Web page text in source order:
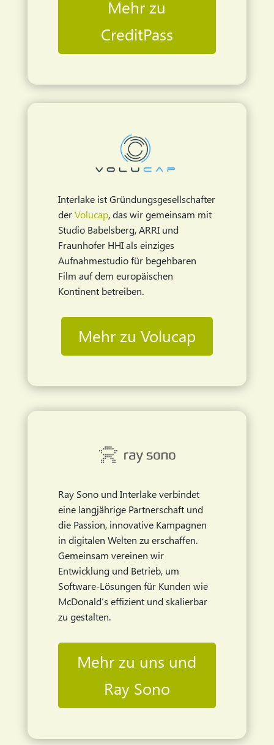
Mehr zu
CreditPass
Interlake ist Gründungsgesellschafter
derVolucap, das wir gemeinsam mit
Studio Babelsberg, ARRI und
Fraunhofer HHI als einziges
Aufnahmestudio für begehbaren
Film auf dem europäischen
Kontinent betreiben.
Mehr zu Volucap
Ray Sono und Interlake verbindet
eine langjährige Partnerschaft und
die Passion, innovative Kampagnen
in digitalen Welten zu erschaffen.
Gemeinsam vereinen wir
Entwicklung und Betrieb, um
Software-Lösungen für Kunden wie
McDonald’s effizient und skalierbar
zu gestalten.
Mehr zu uns und
Ray Sono